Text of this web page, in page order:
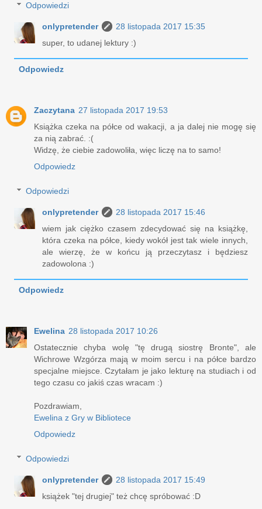
Odpowiedzi
onlypretender
28 listopada 2017 15:35
super, to udanej lektury :)
Odpowiedz
Zaczytana 27 listopada 2017 19:53
Książka czeka na półce od wakacji, a ja dalej nie mogę się
za nią zabrać. :(
Widzę, że ciebie zadowoliła, więc liczę na to samo!
Odpowiedz
Odpowiedzi
onlypretender
28 listopada 2017 15:46
wiem jak ciężko czasem zdecydować się na książkę,
która czeka na półce, kiedy wokół jest tak wiele innych,
ale wierzę, że w końcu ją przeczytasz i będziesz
zadowolona :)
Odpowiedz
Ewelina 28 listopada 2017 10:26
Ostatecznie chyba wolę "tę drugą siostrę Bronte", ale
Wichrowe Wzgórza mają w moim sercu i na półce bardzo
specjalne miejsce. Czytałam je jako lekturę na studiach i od
tego czasu co jakiś czas wracam :)
Pozdrawiam,
Ewelina z Gry w Bibliotece
Odpowiedz
Odpowiedzi
onlypretender
28 listopada 2017 15:49
książek "tej drugiej" też chcę spróbować :D